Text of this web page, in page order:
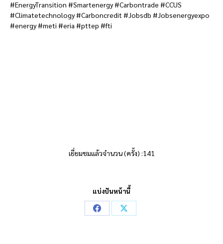
#EnergyTransition #Smartenergy #Carbontrade #CCUS
#Climatetechnology #Carboncredit #Jobsdb #Jobsenergyexpo
#energy #meti #eria #pttep #fti
เยี่ยมชมแล้วจำนวน (ครั้ง) :141
แบ่งปันหน้านี้
Share
Share